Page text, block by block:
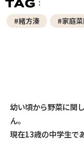
#緒方湊 #家庭
幼い頃から野菜に関
ん。
現在13歳の中学生で